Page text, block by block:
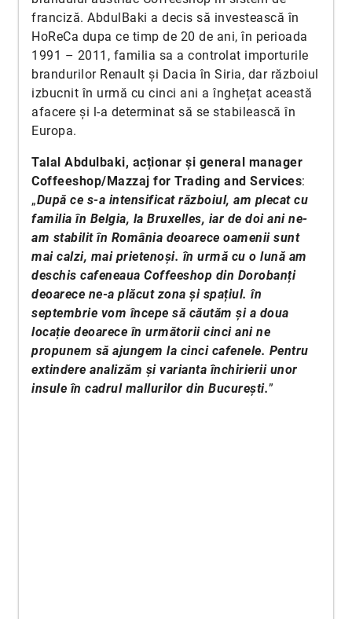
franciză. AbdulBaki a decis să investească în
HoReCa dupa ce timp de 20 de ani, în perioada
1991 – 2011, familia sa a controlat importurile
brandurilor Renault și Dacia în Siria, dar războiul
izbucnit în urmă cu cinci ani a înghețat această
afacere și l-a determinat să se stabilească în
Europa.
Talal Abdulbaki, acționar și general manager
Coffeeshop/Mazzaj for Trading and Services:
„După ce s-a intensificat războiul, am plecat cu
familia în Belgia, la Bruxelles, iar de doi ani ne-
am stabilit în România deoarece oamenii sunt
mai calzi, mai prietenoși. în urmă cu o lună am
deschis cafeneaua Coffeeshop din Dorobanți
deoarece ne-a plăcut zona și spațiul. în
septembrie vom începe să căutăm și a doua
locație deoarece în următorii cinci ani ne
propunem să ajungem la cinci cafenele. Pentru
extindere analizăm și varianta închirierii unor
insule în cadrul mallurilor din București.”